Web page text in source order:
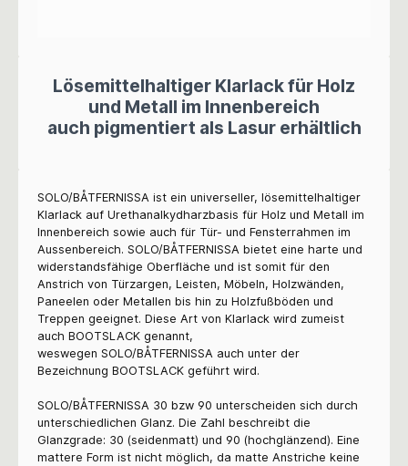
Lösemittelhaltiger Klarlack für Holz
und Metall im Innenbereich
auch pigmentiert als Lasur erhältlich
SOLO/BÅTFERNISSA ist ein universeller, lösemittelhaltiger
Klarlack auf Urethanalkydharzbasis für Holz und Metall im
Innenbereich sowie auch für Tür- und Fensterrahmen im
Aussenbereich. SOLO/BÅTFERNISSA bietet eine harte und
widerstandsfähige Oberfläche und ist somit für den
Anstrich von Türzargen, Leisten, Möbeln, Holzwänden,
Paneelen oder Metallen bis hin zu Holzfußböden und
Treppen geeignet. Diese Art von Klarlack wird zumeist
auch BOOTSLACK genannt,
weswegen SOLO/BÅTFERNISSA auch unter der
Bezeichnung BOOTSLACK geführt wird.
SOLO/BÅTFERNISSA 30 bzw 90 unterscheiden sich durch
unterschiedlichen Glanz. Die Zahl beschreibt die
Glanzgrade: 30 (seidenmatt) und 90 (hochglänzend). Eine
mattere Form ist nicht möglich, da matte Anstriche keine